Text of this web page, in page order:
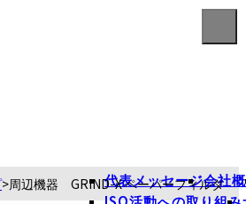
代表メッセージ会社
>周辺機器 GRIND-X ペーパーフィルタ